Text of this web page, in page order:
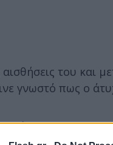
του και
γνωστό πως ο
για να